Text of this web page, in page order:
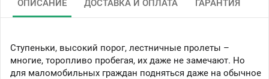
ОПИСАНИЕ ДОСТАВКА И ОПЛАТА ГАРАНТИЯ
Ступеньки, высокий порог, лестничные пролеты –
многие, торопливо пробегая, их даже не замечают. Но
для маломобильных граждан подняться даже на обычное